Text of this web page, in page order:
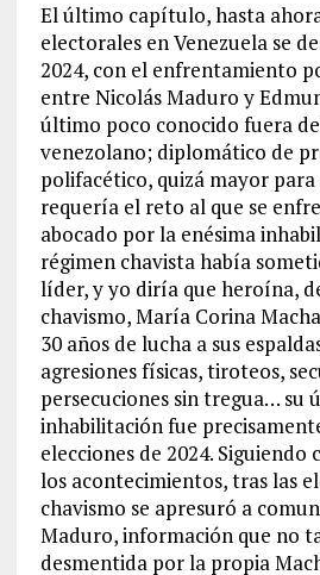
El último capítulo, hasta
electorales en Venezuela se
2024, con el enfrentamiento
entre Nicolás Maduro y
último poco conocido fuera
venezolano; diplomático de
polifacético, quizá mayor para
requería el reto al que se
abocado por la enésima
régimen chavista había
líder, y yo diría que heroína,
chavismo, María Corina
30 años de lucha a sus
agresiones físicas, tiroteos,
persecuciones sin tregua… su
inhabilitación fue
elecciones de 2024.
los acontecimientos, tras las
chavismo se apresuró a
Maduro, información que no
desmentida por la propia